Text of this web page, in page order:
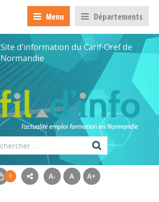
Menu Départements
Site d'information du Carif-Oref de
Normandie
A- A A+